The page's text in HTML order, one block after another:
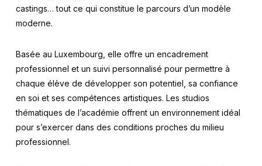
castings… tout ce qui constitue le parcours d’un modèle
moderne.
Basée au Luxembourg, elle offre un encadrement
professionnel et un suivi personnalisé pour permettre à
chaque élève de développer son potentiel, sa confiance
en soi et ses compétences artistiques. Les studios
thématiques de l’académie offrent un environnement idéal
pour s’exercer dans des conditions proches du milieu
professionnel.